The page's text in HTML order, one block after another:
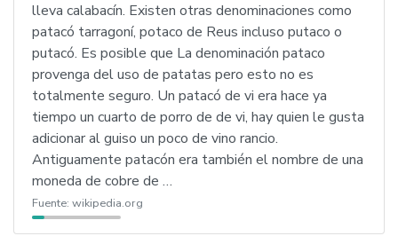
lleva calabacín. Existen otras denominaciones como
patacó tarragoní, potaco de Reus incluso putaco o
putacó. Es posible que La denominación pataco
provenga del uso de patatas pero esto no es
totalmente seguro. Un patacó de vi era hace ya
tiempo un cuarto de porro de de vi, hay quien le gusta
adicionar al guiso un poco de vino rancio.
Antiguamente patacón era también el nombre de una
moneda de cobre de …
Fuente: wikipedia.org